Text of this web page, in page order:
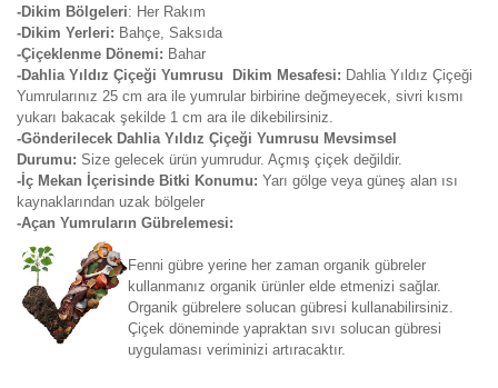
-Dikim Bölgeleri: Her Rakım
-Dikim Yerleri: Bahçe, Saksıda
-Çiçeklenme Dönemi: Bahar
-Dahlia Yıldız Çiçeği Yumrusu Dikim Mesafesi: Dahlia Yıldız Çiçeği
Yumrularınız 25 cm ara ile yumrular birbirine değmeyecek, sivri kısmı
yukarı bakacak şekilde 1 cm ara ile dikebilirsiniz.
-Gönderilecek Dahlia Yıldız Çiçeği Yumrusu Mevsimsel
Durumu: Size gelecek ürün yumrudur. Açmış çiçek değildir.
-İç Mekan İçerisinde Bitki Konumu: Yarı gölge veya güneş alan ısı
kaynaklarından uzak bölgeler
-Açan Yumruların Gübrelemesi:
Fenni gübre yerine her zaman organik gübreler
kullanmanız organik ürünler elde etmenizi sağlar.
Organik gübrelere solucan gübresi kullanabilirsiniz.
Çiçek döneminde yapraktan sıvı solucan gübresi
uygulaması veriminizi artıracaktır.